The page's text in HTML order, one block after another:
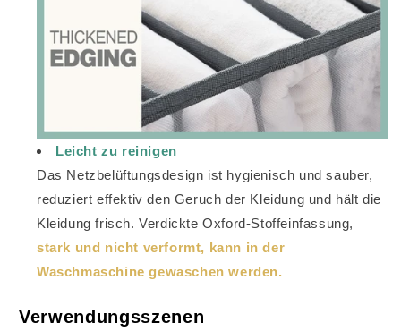
Leicht zu reinigen
Das Netzbelüftungsdesign ist hygienisch und sauber,
reduziert effektiv den Geruch der Kleidung und hält die
Kleidung frisch. Verdickte Oxford-Stoffeinfassung,
stark und nicht verformt, kann in der
Waschmaschine gewaschen werden.
Verwendungsszenen